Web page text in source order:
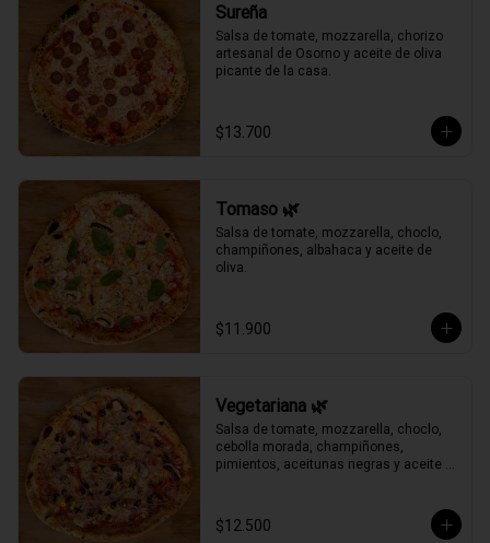
Sureña
Salsa de tomate, mozzarella, chorizo
artesanal de Osorno y aceite de oliva
picante de la casa.
$13.700
Tomaso 🌿
Salsa de tomate, mozzarella, choclo,
champiñones, albahaca y aceite de
oliva.
$11.900
Vegetariana 🌿
Salsa de tomate, mozzarella, choclo,
cebolla morada, champiñones,
pimientos, aceitunas negras y aceite
$12.500